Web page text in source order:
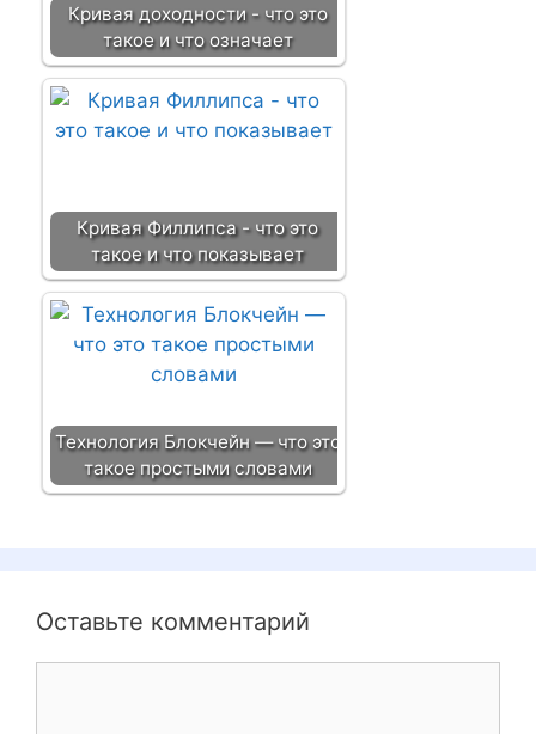
Кривая доходности - что это
такое и что означает
Кривая Филлипса - что это
такое и что показывает
Технология Блокчейн — что это
такое простыми словами
Оставьте комментарий